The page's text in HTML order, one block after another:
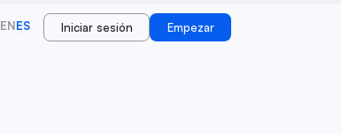
ENES Iniciar sesión Empezar